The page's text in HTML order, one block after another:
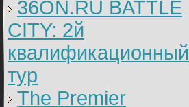
36ON.RU BATTLE
CITY: 2й
квалификационный
тур
The Premier